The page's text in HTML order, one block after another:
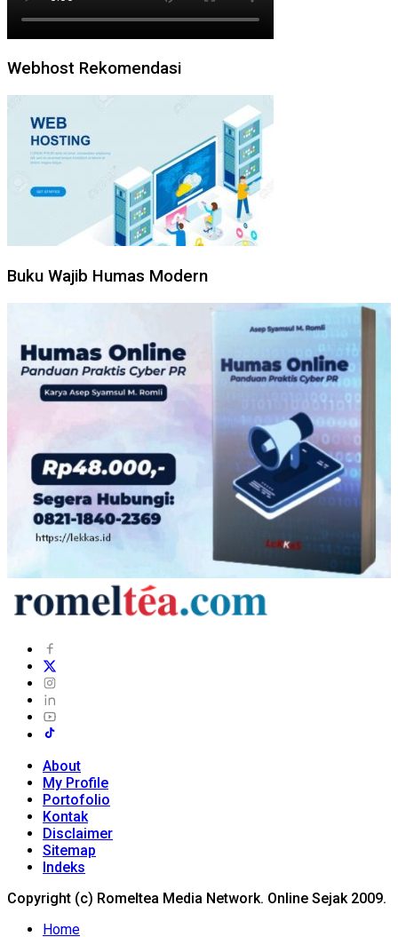
Webhost Rekomendasi
Buku Wajib Humas Modern
About
My Profile
Portofolio
Kontak
Disclaimer
Sitemap
Indeks
Copyright (c) Romeltea Media Network. Online Sejak 2009.
Home